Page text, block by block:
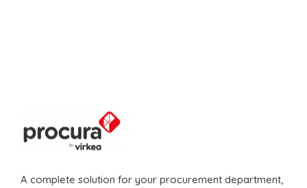
A complete solution for your procurement department,